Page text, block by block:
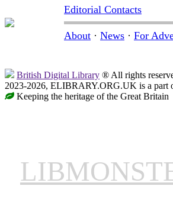
Editorial Contacts
About · News · For
British Digital Library ® All rights
2023-2026, ELIBRARY.ORG.UK is a part
Keeping the heritage of the Great Britain